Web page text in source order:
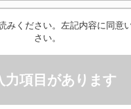
みください。左記内容に同意
さい。
力項目があります